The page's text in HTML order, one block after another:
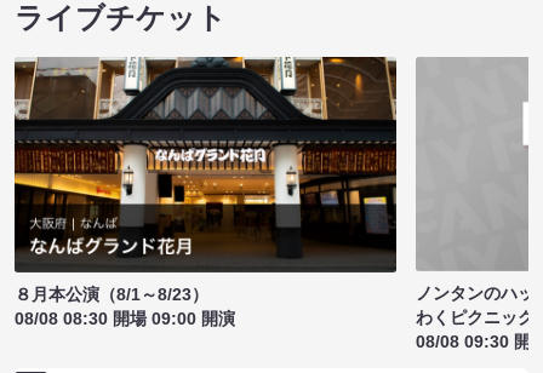
ライブチケット
８月本公演（8/1～8/23）
08/08 08:30 開場 09:00 開演
ノンタンのハッ
わくピクニック
08/08 09:30 開